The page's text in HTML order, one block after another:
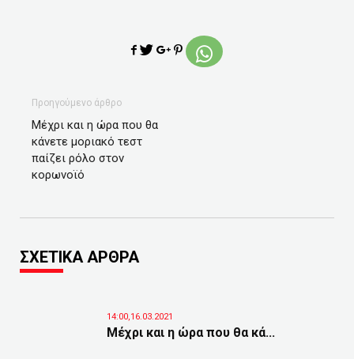
Προηγούμενο άρθρο
Μέχρι και η ώρα που θα
κάνετε μοριακό τεστ
παίζει ρόλο στον
κορωνοϊό
ΣΧΕΤΙΚΑ ΑΡΘΡΑ
14:00,16.03.2021
Μέχρι και η ώρα που θα κά...